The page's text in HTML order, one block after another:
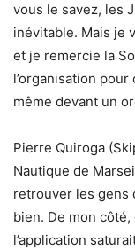
vous le savez, les
inévitable. Mais je
et je remercie la
l’organisation
même devant un
Pierre Quiroga
Nautique de
retrouver les gens
bien. De mon
l’application